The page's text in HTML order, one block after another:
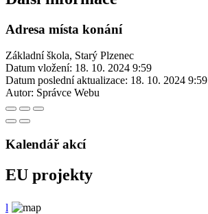
Adresa místa konání
Základní škola, Starý Plzenec
Datum vložení: 18. 10. 2024 9:59
Datum poslední aktualizace: 18. 10. 2024 9:59
Autor: Správce Webu
Kalendář akcí
EU projekty
l